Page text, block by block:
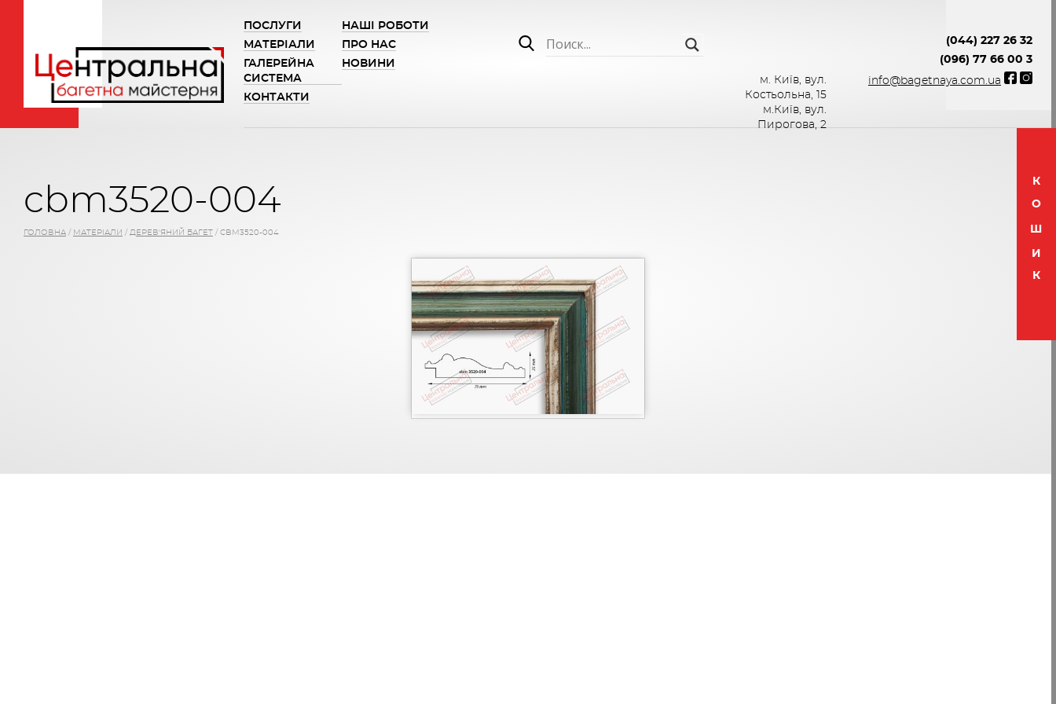
ПОСЛУГИ
НАШІ РОБОТИ
МАТЕРІАЛИ
ПРО НАС
ГАЛЕРЕЙНА
СИСТЕМА
НОВИНИ
КОНТАКТИ
м. Київ, вул.
Костьольна, 15
м.Київ, вул.
Пирогова, 2
(044) 227 26 32
(096) 77 66 00 3
info@bagetnaya.com.ua
cbm3520-004
ГОЛОВНА / МАТЕРІАЛИ / ДЕРЕВ'ЯНИЙ БАГЕТ / CBM3520-004
К
О
Ш
И
К